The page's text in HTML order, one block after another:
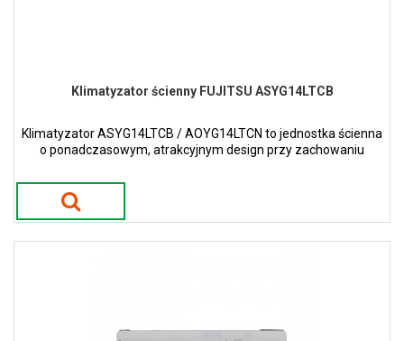
Klimatyzator ścienny FUJITSU ASYG14LTCB
Klimatyzator ASYG14LTCB / AOYG14LTCN to jednostka ścienna
o ponadczasowym, atrakcyjnym design przy zachowaniu